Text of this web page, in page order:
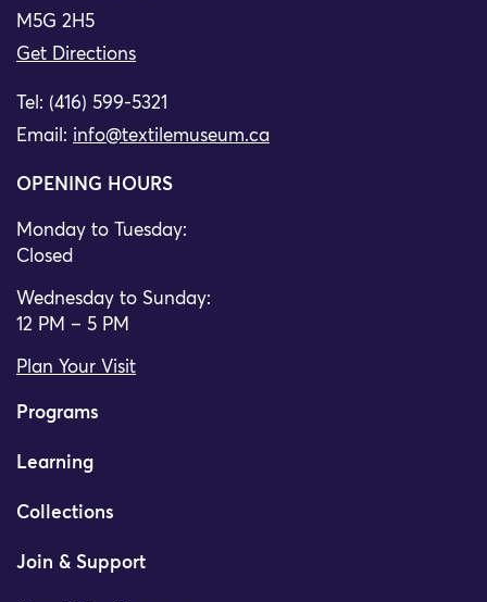
M5G 2H5
Get Directions
Tel: (416) 599-5321
Email: info@textilemuseum.ca
OPENING HOURS
Monday to Tuesday:
Closed
Wednesday to Sunday:
12 PM – 5 PM
Plan Your Visit
Programs
Learning
Collections
Join & Support